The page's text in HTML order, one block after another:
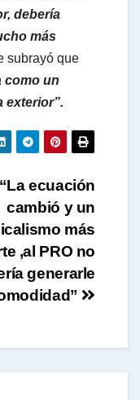
debería
más
subrayó que
como un
exterior”.
“La ecuación
cambió y un
más
,al PRO no
generarle